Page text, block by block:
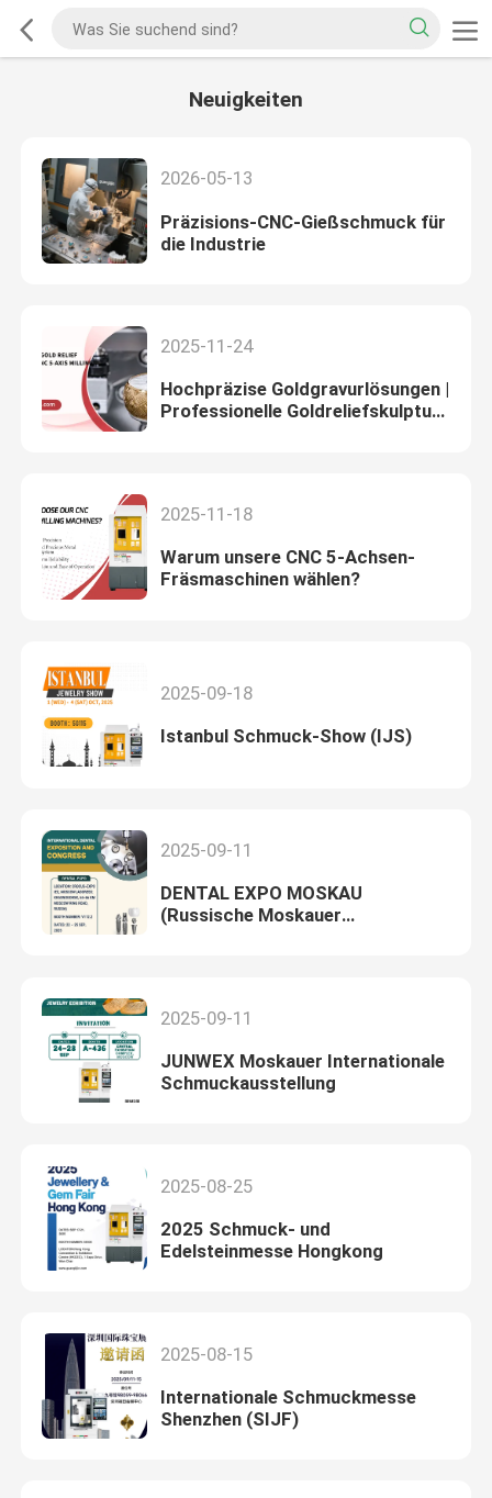
Neuigkeiten
2026-05-13
Präzisions-CNC-Gießschmuck für
die Industrie
2025-11-24
Hochpräzise Goldgravurlösungen |
Professionelle Goldreliefskulptur
2025-11-18
Warum unsere CNC 5-Achsen-
Fräsmaschinen wählen?
2025-09-18
Istanbul Schmuck-Show (IJS)
2025-09-11
DENTAL EXPO MOSKAU
(Russische Moskauer
2025-09-11
JUNWEX Moskauer Internationale
Schmuckausstellung
2025-08-25
2025 Schmuck- und
Edelsteinmesse Hongkong
2025-08-15
Internationale Schmuckmesse
Shenzhen (SIJF)